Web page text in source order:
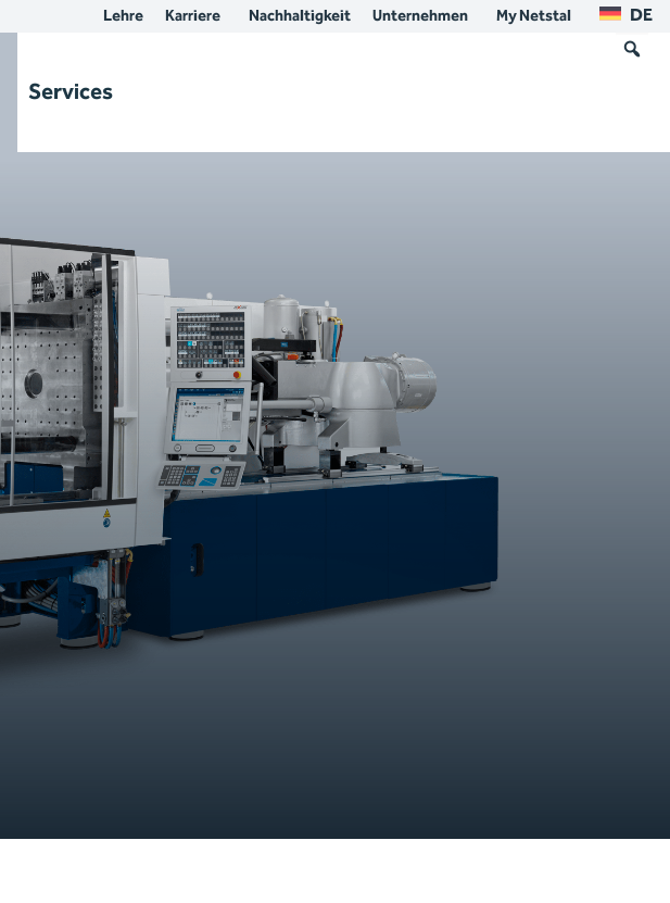
Lehre Karriere Nachhaltigkeit Unternehmen My Netstal DE
Services